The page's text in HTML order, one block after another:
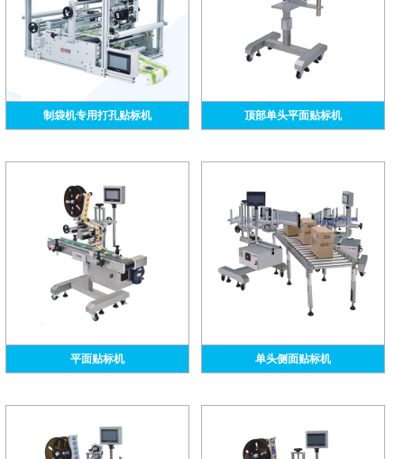
制袋机专用打孔贴标机 顶部单头平面贴标机
平面贴标机 单头侧面贴标机